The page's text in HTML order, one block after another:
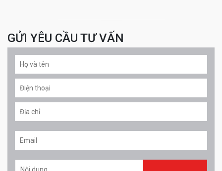
GỬI YÊU CẦU TƯ VẤN